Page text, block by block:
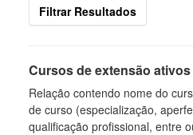
Filtrar Resultados
Cursos de extensão ativos
Relação contendo nome do
de curso (especialização,
qualificação profissional, entre